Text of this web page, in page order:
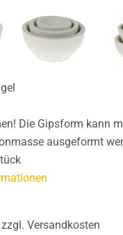
Die Gipsform kann
ausgeformt
Versandkosten